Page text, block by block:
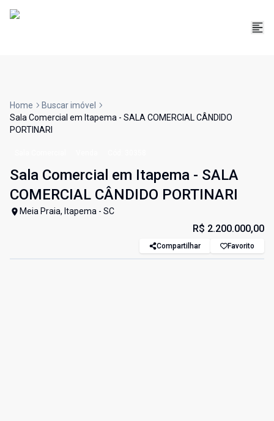
Home
Buscar imóvel
Sala Comercial em Itapema - SALA COMERCIAL CÂNDIDO
PORTINARI
Sala Comercial em Itapema - SALA
COMERCIAL CÂNDIDO PORTINARI
Meia Praia, Itapema - SC
R$ 2.200.000,00
Compartilhar Favorito